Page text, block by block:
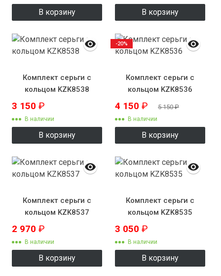
В корзину В корзину
Комплект серьги с
кольцом KZK8538
3 150 ₽
В наличии
В корзину
Комплект серьги с
кольцом KZK8536
4 150 ₽ 5 150₽
В наличии
В корзину
-20%
Комплект серьги с
кольцом KZK8537
2 970 ₽
В наличии
В корзину
Комплект серьги с
кольцом KZK8535
3 050 ₽
В наличии
В корзину